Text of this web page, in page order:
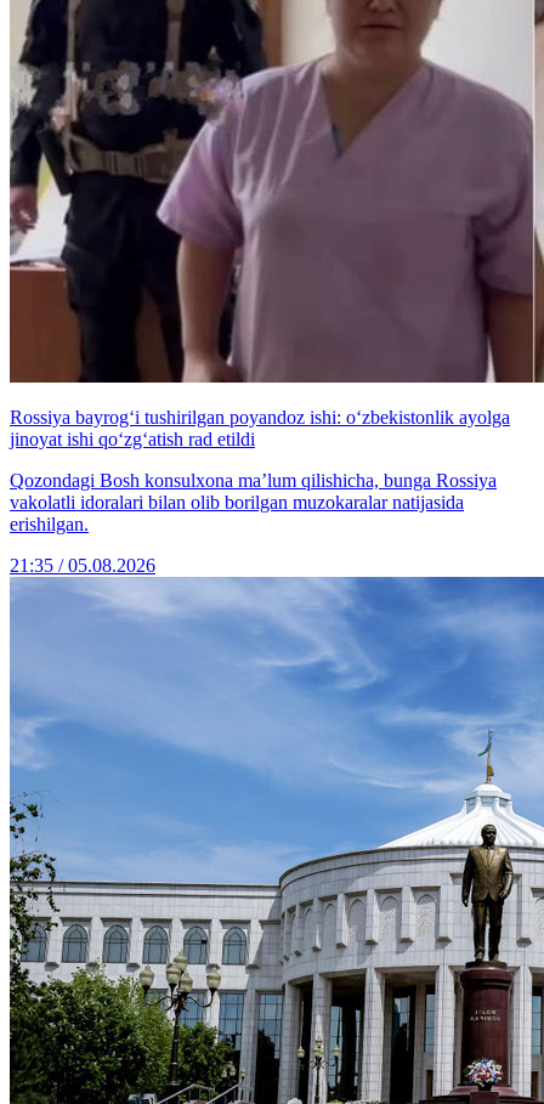
Rossiya bayrog‘i tushirilgan poyandoz ishi: o‘zbekistonlik ayolga
jinoyat ishi qo‘zg‘atish rad etildi
Qozondagi Bosh konsulxona ma’lum qilishicha, bunga Rossiya
vakolatli idoralari bilan olib borilgan muzokaralar natijasida
erishilgan.
21:35 / 05.08.2026